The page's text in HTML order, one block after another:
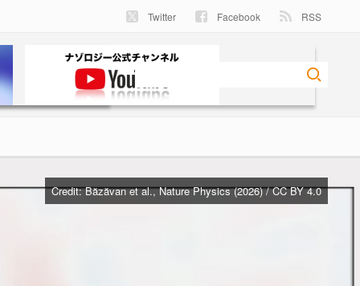
Twitter Facebook RSS
Credit: Băzăvan et al., Nature Physics (2026) / CC BY 4.0